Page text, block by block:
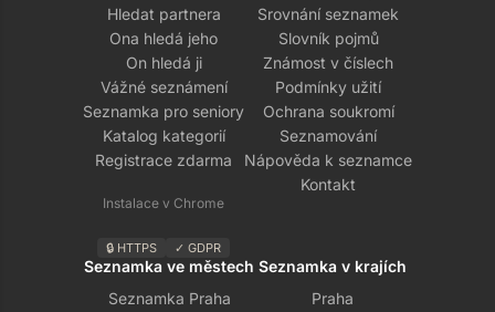
Hledat partnera
Ona hledá jeho
On hledá ji
Vážné seznámení
Seznamka pro seniory
Katalog kategorií
Registrace zdarma
Instalace v Chrome
🔒 HTTPS ✓ GDPR
Srovnání seznamek
Slovník pojmů
Známost v číslech
Podmínky užití
Ochrana soukromí
Seznamování
Nápověda k seznamce
Kontakt
Seznamka ve městech
Seznamka Praha
Seznamka v krajích
Praha